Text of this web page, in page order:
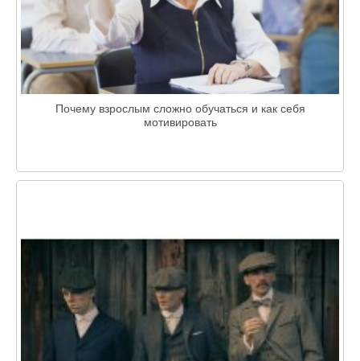
Почему взрослым сложно обучаться и как себя
мотивировать